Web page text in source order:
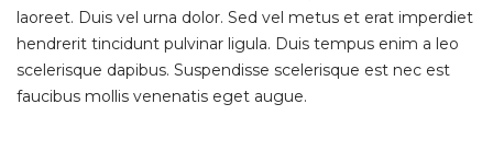
laoreet. Duis vel urna dolor. Sed vel metus et erat imperdiet
hendrerit tincidunt pulvinar ligula. Duis tempus enim a leo
scelerisque dapibus. Suspendisse scelerisque est nec est
faucibus mollis venenatis eget augue.